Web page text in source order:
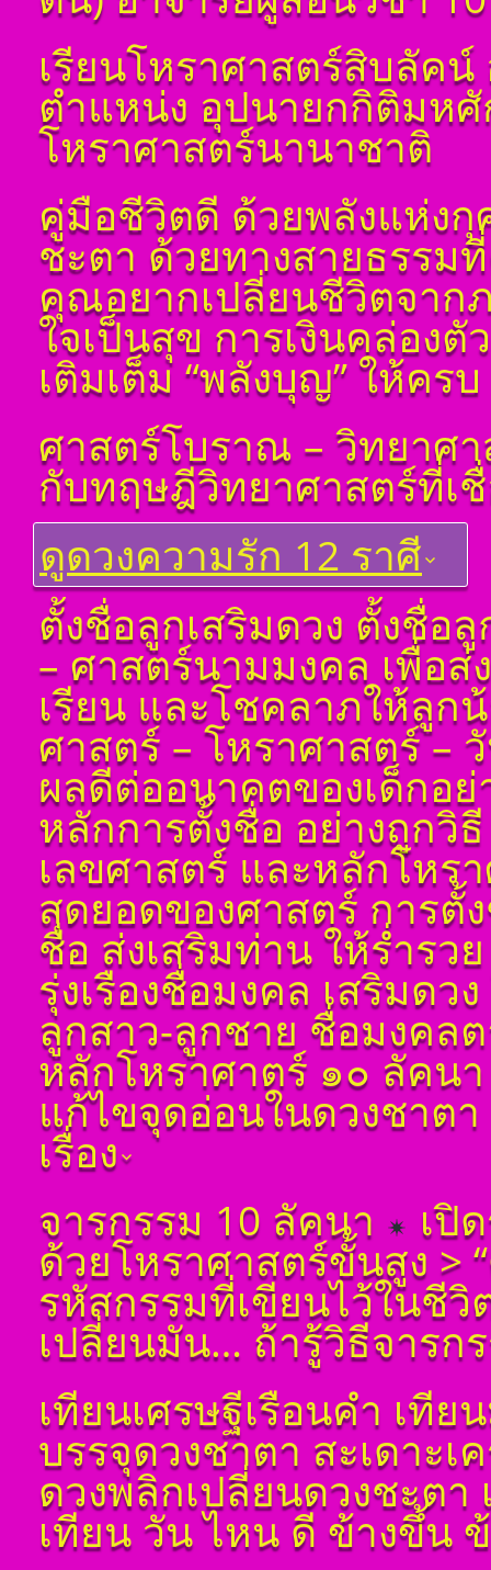
โ ห ร า ส า ด (ฉบับ
เรียนรู้โดยไม่ต้องถาม)
โดย สอ้าน นาคเพชร
พูล(สีดิน) บทที่ ๑ บทนำ
โ ห ร า ส า ด (ฉบับ
เรียนรู้โดยไม่ต้องถาม)
โดย สอ้าน นาคเพชร
พูล(สีดิน) บทที่ ๒ พื้น
ฐาน
โ ห ร า ส า ด (ฉบับ
เรียนรู้โดยไม่ต้องถาม)
โดย สอ้าน นาคเพชร
พูล (สีดิน) บทที่ ๓
ดวงดาวและเลขหมาย
แทนดาว
โ ห ร า ส า ด (ฉบับ
เรียนรู้โดยไม่ต้องถาม)
โดย สอ้าน นาคเพชร
พูล (สีดิน) บทที่ ๔ ที่มา
ของดวง ๑๒ ราศีจักร
โ ห ร า ส า ด (ฉบับ
เรียนรู้โดยไม่ต้องถาม)
โดย สอ้าน นาคเพชร
พูล(สีดิน) บทที่ ๕
การนำเอาดวง ๘ ราศี
จักรมาเพื่อพยากรณ์
โ ห ร า ส า ด (ฉบับ
เรียนรู้โดยไม่ต้องถาม)
โดย สอ้าน นาคเพชร
พูล(สีดิน) บทที่ ๖ ดวง
ทักษา
โ ห ร า ส า ด (ฉบับ
เรียนรู้โดยไม่ต้องถาม)
โดย สอ้าน นาคเพชร
พูล(สีดิน) บทที่ ๗ ดวง
ราศีจักร
โ ห ร า ส า ด (ฉบับ
เรียนรู้โดยไม่ต้องถาม)
โดย สอ้าน นาคเพชร
พูล(สีดิน) บทที่ ๘ ดวง
เกษตร
โ ห ร า ส า ด (ฉบับ
เรียนรู้โดยไม่ต้องถาม)
โดย สอ้าน นาคเพชร
พูล(สีดิน) บทที่ ๙ ดวง
ปรเกษตร (หรือดวง
ประ)
โ ห ร า ส า ด (ฉบับ
เรียนรู้โดยไม่ต้องถาม)
โดย สอ้าน นาคเพชร
พูล(สีดิน) บทที่ ๑๐ ดวง
มหาอุจ
เรียนโหราศาสตร์สิบลัค
ตำแหน่ง อุปนายกกิติมห
โหราศาสตร์นานาชาติ
คู่มือชีวิตดี ด้วยพลังแห่งกุ
ชะตา ด้วยทางสายธรรม
คุณอยากเปลี่ยนชีวิตจา
ใจเป็นสุข การเงินคล่อง
เติมเต็ม “พลังบุญ” ให้คร
ศาสตร์โบราณ – วิทยาศ
กับทฤษฎีวิทยาศาสตร์ที่เ
ดูดวงความรัก 12 ราศี
ดูดวงราศีเมษ
ดูดวงราศีพฤษภ
ดูดวง ราศีเมถุน
ดูดวง ราศีกรกฎ
ดูดวง ราศีสิงห์
ดูดวง ราศีกันย์
ดูดวงราศีตุลย์
ดูดวง ราศีพิจิก
ดูดวง ราศีธนู
ดูดวง ราศีมังกร
ราศีมีน
ดูดวง ราศีกุมภ์
ตั้งชื่อลูกเสริมดวง ตั้งชื่อ
– ศาสตร์นามมงคล เพื่อส่
เรียน และโชคลาภให้ลูก
ศาสตร์ – โหราศาสตร์ –
ผลดีต่ออนาคตของเด็กอย่
หลักการตั้งชื่อ อย่างถูกวิ
เลขศาสตร์ และหลักโหร
สุดยอดของศาสตร์ การตั้
ชื่อ ส่งเสริมท่าน ให้ร่ำรว
รุ่งเรืองชื่อมงคล เสริมด
ลูกสาว-ลูกชาย ชื่อมงคล
หลักโหราศาตร์ ๑๐ ลัคน
แก้ไขจุดอ่อนในดวงชาต
เรื่อง
จันทร์ ตั้งชื่อดี เป็น
มงคล ชื่อมงคล ตั้งชื่อ
เลขศาสตร์ มหาทักษา
พลังดาวพระเคราะห์
ตั้งดวงถอดดาวด้วย
โหราศาตร์ ๑๐ ลัคนา
ออกมาเป็นจุดอ่อนจุด
แข็งแก้ไขข้อบกพร่อง
ตั้งชื่อมงคลคนเกิดวัน
อังคาร ตั้งชื่อดี เป็น
มงคล ชื่อมงคล ตั้งชื่อ
เลขศาสตร์ มหาทักษา
พลังดาวพระเคราะห์
ตั้งดวงถอดดาวด้วย
โหราศาตร์ ๑๐ ลัคนา
ออกมาเป็นจุดอ่อนจุด
จารกรรม 10 ลัคนา เปิ
ด้วยโหราศาสตร์ขั้นสูง >
รหัสกรรมที่เขียนไว้ในชีวิ
เปลี่ยนมัน… ถ้ารู้วิธีจารก
เทียนเศรษฐีเรือนคำ เที
บรรจุดวงชาตา สะเดาะ
ดวงพลิกเปลี่ยนดวงชะต
เทียน วัน ไหน ดี ข้างขึ้น